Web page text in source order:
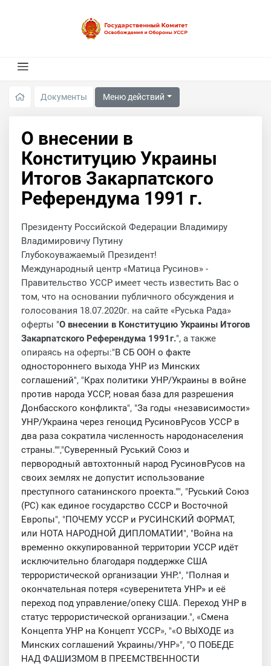
Документы Меню действий
О внесении в
Конституцию Украины
Итогов Закарпатского
Референдума 1991 г.
Президенту Российской Федерации Владимиру
Владимировичу Путину
Глубокоуважаемый Президент!
Международный центр «Матица Русинов» -
Правительство УССР имеет честь известить Вас о
том, что на основании публичного обсуждения и
голосования 18.07.2020г. на сайте «Руська Рада»
оферты "О внесении в Конституцию Украины Итогов
Закарпатского Референдума 1991г.", а также
опираясь на оферты:"В СБ ООН о факте
одностороннего выхода УНР из Минских
соглашений", "Крах политики УНР/Украины в войне
против народа УССР, новая база для разрешения
Донбасского конфликта", "За годы «независимости»
УНР/Украина через геноцид РусиновРусов УССР в
два раза сократила численность народонаселения
страны."","Суверенный Руський Союз и
первородный автохтонный народ РусиновРусов на
своих землях не допустит использование
преступного сатанинского проекта."", "Руський Союз
(РС) как единое государство СССР и Восточной
Европы", "ПОЧЕМУ УССР и РУСИНСКИЙ ФОРМАТ,
или НОТА НАРОДНОЙ ДИПЛОМАТИИ ", "Война на
временно оккупированной территории УССР идёт
исключительно благодаря поддержке США
террористической организации УНР.", "Полная и
окончательная потеря «суверенитета УНР» и её
переход под управление/опеку США. Переход УНР в
статус террористической организации.", «Смена
Концепта УНР на Концепт УССР», "«О ВЫХОДЕ из
Минских соглашений Украины/УНР»", "О ПОБЕДЕ
НАД ФАШИЗМОМ В ПРЕЕМСТВЕННОСТИ